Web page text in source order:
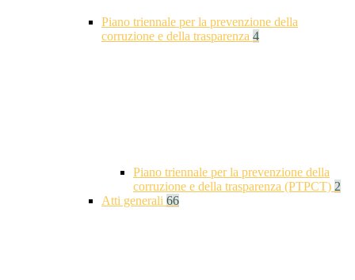
Piano triennale per la prevenzione della
corruzione e della trasparenza 4
Piano triennale per la prevenzione della
corruzione e della trasparenza (PTPCT) 2
Atti generali 66